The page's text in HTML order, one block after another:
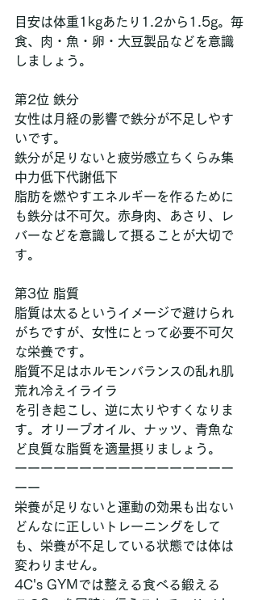
目安は体重1kgあたり1.2から1.5g。毎
食、肉・魚・卵・大豆製品などを意識
しましょう。
第2位 鉄分
女性は月経の影響で鉄分が不足しやす
いです。
鉄分が足りないと疲労感立ちくらみ集
中力低下代謝低下
脂肪を燃やすエネルギーを作るために
も鉄分は不可欠。赤身肉、あさり、レ
バーなどを意識して摂ることが大切で
す。
第3位 脂質
脂質は太るというイメージで避けられ
がちですが、女性にとって必要不可欠
な栄養です。
脂質不足はホルモンバランスの乱れ肌
荒れ冷えイライラ
を引き起こし、逆に太りやすくなりま
す。オリーブオイル、ナッツ、青魚な
ど良質な脂質を適量摂りましょう。
ーーーーーーーーーーーーーーーーー
ーー
栄養が足りないと運動の効果も出ない
どんなに正しいトレーニングをして
も、栄養が不足している状態では体は
変わりません。
4C's GYMでは整える食べる鍛える